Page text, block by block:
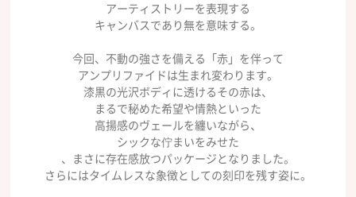
アーティストリーを表現する
キャンバスであり無を意味する。
今回、不動の強さを備える「赤」を伴って
アンプリファイドは生まれ変わります。
漆黒の光沢ボディに透けるその赤は、
まるで秘めた希望や情熱といった
高揚感のヴェールを纏いながら、
シックな佇まいをみせた
、まさに存在感放つパッケージとなりました。
さらにはタイムレスな象徴としての刻印を残す姿に。